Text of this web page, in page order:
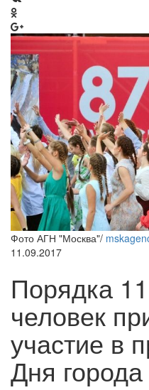
Фото АГН "Москва"/
11.09.2017
Порядка
человек
участие в
Дня